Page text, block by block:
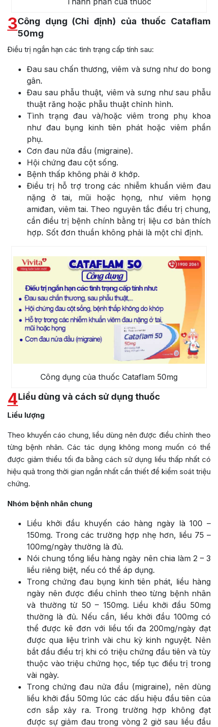
3Công dụng (Chỉ định) của thuốc Cataflam
50mg
Điều trị ngắn hạn các tình trạng cấp tính sau:
Đau sau chấn thương, viêm và sưng như do bong
gân.
Đau sau phẫu thuật, viêm và sưng như sau phẫu
thuật răng hoặc phẫu thuật chỉnh hình.
Tình trạng đau và/hoặc viêm trong phụ khoa
như đau bụng kinh tiên phát hoặc viêm phần
phụ.
Cơn đau nửa đầu (migraine).
Hội chứng đau cột sống.
Bệnh thấp không phải ở khớp.
Điều trị hỗ trợ trong các nhiễm khuẩn viêm đau
nặng ở tai, mũi hoặc họng, như viêm họng
amiđan, viêm tai. Theo nguyên tắc điều trị chung,
cần điều trị bệnh chính bằng trị liệu cơ bản thích
hợp. Sốt đơn thuần không phải là một chỉ định.
Công dụng của thuốc Cataflam 50mg
4Liều dùng và cách sử dụng thuốc
Liều lượng
Theo khuyến cáo chung, liều dùng nên được điều chỉnh theo
từng bệnh nhân. Các tác dụng không mong muốn có thể
được giảm thiểu tối đa bằng cách sử dụng liều thấp nhất có
hiệu quả trong thời gian ngắn nhất cần thiết để kiểm soát triệu
chứng.
Nhóm bệnh nhân chung
Liều khởi đầu khuyến cáo hàng ngày là 100 –
150mg. Trong các trường hợp nhẹ hơn, liều 75 –
100mg/ngày thường là đủ.
Nói chung tổng liều hàng ngày nên chia làm 2 – 3
liều riêng biệt, nếu có thể áp dụng.
Trong chứng đau bụng kinh tiên phát, liều hàng
ngày nên được điều chỉnh theo từng bệnh nhân
và thường từ 50 – 150mg. Liều khởi đầu 50mg
thường là đủ. Nếu cần, liều khởi đầu 100mg có
thể được kê đơn với liều tối đa 200mg/ngày đạt
được qua liệu trình vài chu kỳ kinh nguyệt. Nên
bắt đầu điều trị khi có triệu chứng đầu tiên và tùy
thuộc vào triệu chứng học, tiếp tục điều trị trong
vài ngày.
Trong chứng đau nửa đầu (migraine), nên dùng
liều khởi đầu 50mg lúc các dấu hiệu đầu tiên của
cơn sắp xảy ra. Trong trường hợp không đạt
được sự giảm đau trong vòng 2 giờ sau liều đầu